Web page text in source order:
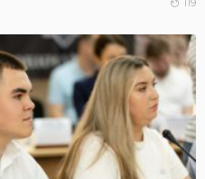
119